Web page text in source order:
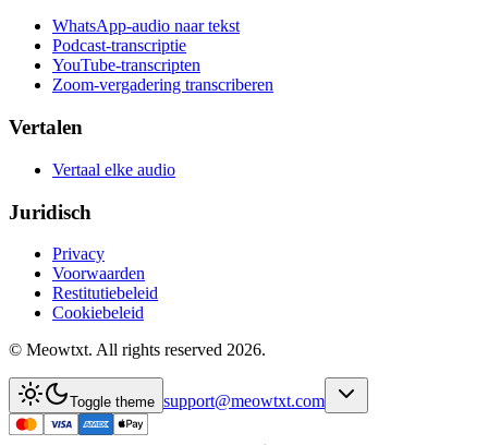
WhatsApp-audio naar tekst
Podcast-transcriptie
YouTube-transcripten
Zoom-vergadering transcriberen
Vertalen
Vertaal elke audio
Juridisch
Privacy
Voorwaarden
Restitutiebeleid
Cookiebeleid
© Meowtxt. All rights reserved 2026.
Toggle theme support@meowtxt.com